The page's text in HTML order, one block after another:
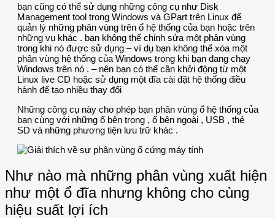
bạn cũng có thể sử dụng những công cụ như Disk
Management tool trong Windows và GPart trên Linux để
quản lý những phân vùng trên ổ hệ thống của bạn hoặc trên
những vụ khác . bạn không thể chỉnh sửa một phân vùng
trong khi nó được sử dụng – ví dụ bạn không thể xóa một
phân vùng hệ thống của Windows trong khi bạn đang chạy
Windows trên nó . – nên bạn có thể cần khởi động từ một
Linux live CD hoặc sử dụng một đĩa cài đặt hệ thống điều
hành để tạo nhiều thay đổi
Những công cụ này cho phép bạn phân vùng ổ hệ thống của
bạn cùng với những ổ bên trong , ổ bên ngoài , USB , thẻ
SD và những phương tiện lưu trữ khác .
Như nào mà những phân vùng xuất hiện
như một ổ đĩa nhưng không cho cùng
hiệu suất lợi ích